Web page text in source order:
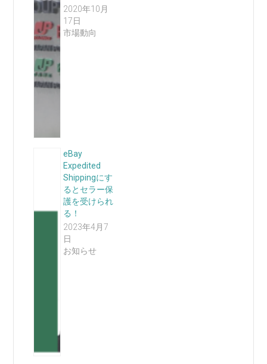
2020年10月
17日
市場動向
eBay
Expedited
Shippingにす
るとセラー保
護を受けられ
る！
2023年4月7
日
お知らせ